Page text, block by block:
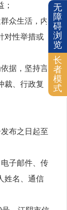
众生活，内
对性举措或
据，坚持言
裁、行政复
布之日起至
子邮件、传
姓名、通信
无
障
碍
浏
览
长
者
模
式